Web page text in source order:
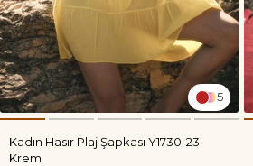
5
Kadın Hasır Plaj Şapkası Y1730-23
Krem